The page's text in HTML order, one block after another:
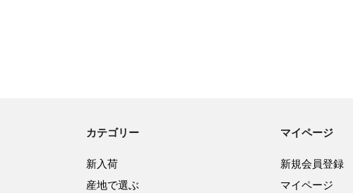
カテゴリー
新入荷
産地で選ぶ
マイページ
新規会員登録
マイページ